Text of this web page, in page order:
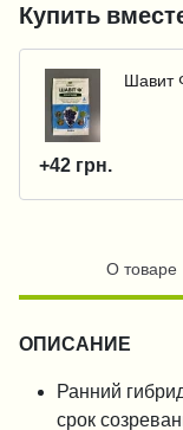
Купить
Шавит
+42 грн.
О товаре
ОПИСАНИЕ
Ранний
срок